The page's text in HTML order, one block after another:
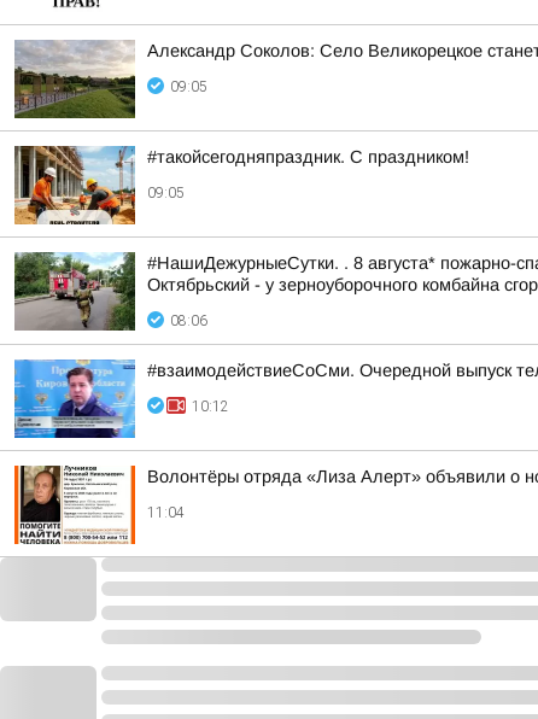
Александр Соколов: Село Великорецкое
09:05
#такойсегодняпраздник. С праздником!
09:05
#НашиДежурныеСутки. . 8 августа* пожарно-
Октябрьский - у зерноуборочного комбайна
08:06
#взаимодействиеСоСми. Очередной выпуск
10:12
Волонтёры отряда «Лиза Алерт» объявили о
11:04